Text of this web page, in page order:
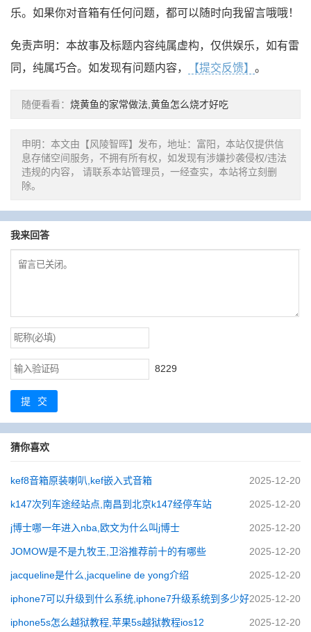
乐。如果你对音箱有任何问题，都可以随时向我留言哦哦！
免责声明：本故事及标题内容纯属虚构，仅供娱乐，如有雷
同，纯属巧合。如发现有问题内容，
【提交反馈】 。
随便看看： 烧黄鱼的家常做法,黄鱼怎么烧才好吃
申明：本文由【风陵智晖】发布，地址：富阳，本站仅提供信
息存储空间服务，不拥有所有权，如发现有涉嫌抄袭侵权/违法
违规的内容， 请联系本站管理员，一经查实，本站将立刻删
除。
我来回答
8229
提交
猜你喜欢
kef8音箱原装喇叭,kef嵌入式音箱 2025-12-20
k147次列车途经站点,南昌到北京k147经停车站 2025-12-20
j博士哪一年进入nba,欧文为什么叫j博士 2025-12-20
JOMOW是不是九牧王,卫浴推荐前十的有哪些 2025-12-20
jacqueline是什么,jacqueline de yong介绍 2025-12-20
iphone7可以升级到什么系统,iphone7升级系统到多少好2025-12-20
iphone5s怎么越狱教程,苹果5s越狱教程ios12 2025-12-20